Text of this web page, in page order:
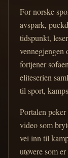
For norske
avspark,
tidspunkt,
fortjener
eliteserien
til sport,
Portalen
video som
vei inn til
utøvere som